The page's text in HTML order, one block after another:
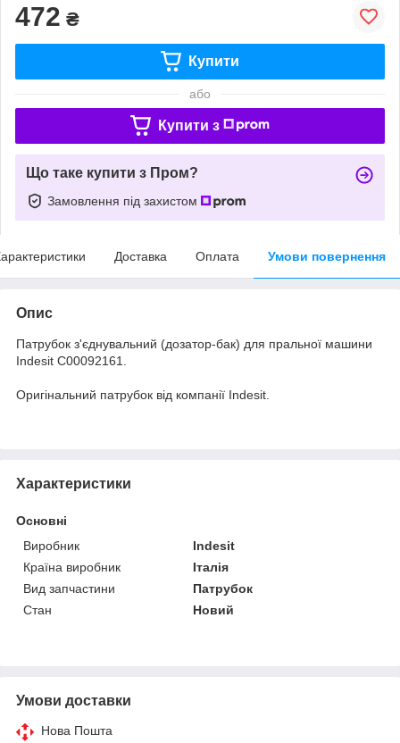
472 ₴
Купити
або
Купити з
Що таке купити з Пром?
Замовлення під захистом
Доставка Оплата Умови повернення
Опис
Патрубок з'єднувальний (дозатор-бак) для пральної машини
Indesit C00092161.
Оригінальний патрубок від компанії Indesit.
Характеристики
Основні
Виробник
Indesit
Країна виробник
Італія
Вид запчастини
Патрубок
Стан
Новий
Умови доставки
Нова Пошта